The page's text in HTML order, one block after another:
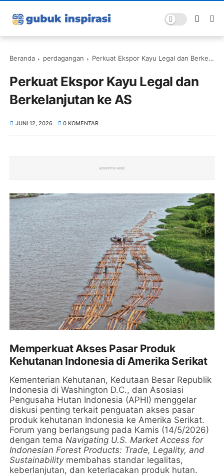
Beranda perdagangan Perkuat Ekspor Kayu Legal dan Berkelanjutan ke AS
Perkuat Ekspor Kayu Legal dan
Berkelanjutan ke AS
JUNI 12, 2026 0 KOMENTAR
Memperkuat Akses Pasar Produk
Kehutanan Indonesia di Amerika Serikat
Kementerian Kehutanan, Kedutaan Besar Republik
Indonesia di Washington D.C., dan Asosiasi
Pengusaha Hutan Indonesia (APHI) menggelar
diskusi penting terkait penguatan akses pasar
produk kehutanan Indonesia ke Amerika Serikat.
Forum yang berlangsung pada Kamis (14/5/2026)
dengan temaNavigating U.S. Market Access for
Indonesian Forest Products: Trade, Legality, and
Sustainabilitymembahas standar legalitas,
keberlanjutan, dan keterlacakan produk hutan.